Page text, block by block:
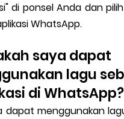
di ponsel Anda dan
WhatsApp.
saya dapat
lagu
di WhatsApp?
dapat menggunakan